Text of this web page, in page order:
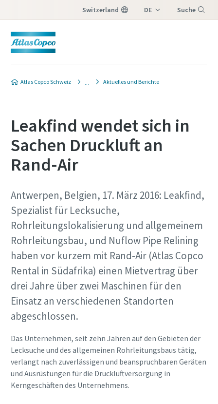
Switzerland DE Suche
Atlas Copco Schweiz Aktuelles und Berichte
Leakfind wendet sich in
Sachen Druckluft an
Rand-Air
Antwerpen, Belgien, 17. März 2016: Leakfind,
Spezialist für Lecksuche,
Rohrleitungslokalisierung und allgemeinem
Rohrleitungsbau, und Nuflow Pipe Relining
haben vor kurzem mit Rand-Air (Atlas Copco
Rental in Südafrika) einen Mietvertrag über
drei Jahre über zwei Maschinen für den
Einsatz an verschiedenen Standorten
abgeschlossen.
Das Unternehmen, seit zehn Jahren auf den Gebieten der
Lecksuche und des allgemeinen Rohrleitungsbaus tätig,
verlangt nach zuverlässigen und beanspruchbaren Geräten
und Ausrüstungen für die Druckluftversorgung in
Kerngeschäften des Unternehmens.